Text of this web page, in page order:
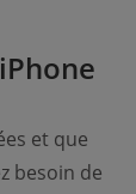
et que
besoin de